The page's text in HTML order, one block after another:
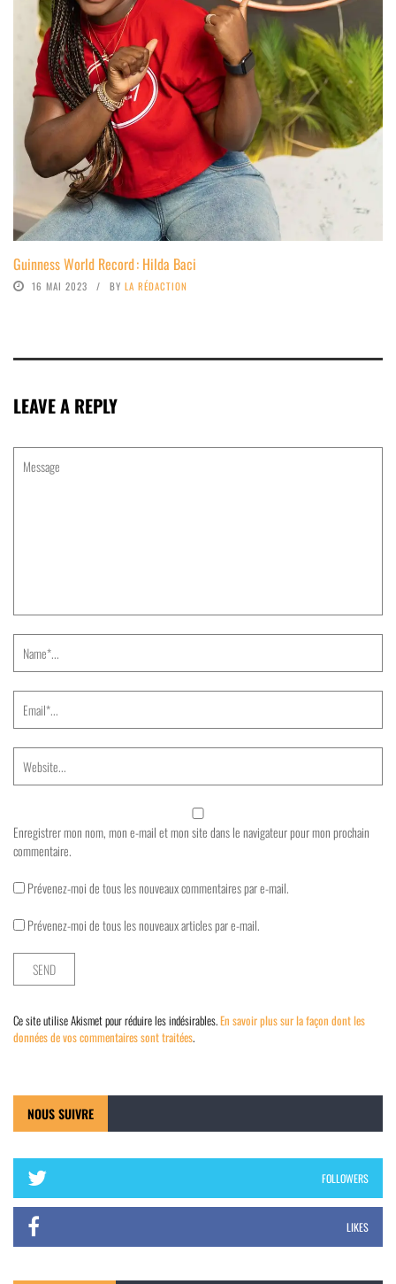
Guinness World Record : Hilda Baci
16 MAI 2023 BY LA RÉDACTION
LEAVE A REPLY
Enregistrer mon nom, mon e-mail et mon site dans le navigateur pour mon prochain
commentaire.
Prévenez-moi de tous les nouveaux commentaires par e-mail.
Prévenez-moi de tous les nouveaux articles par e-mail.
Ce site utilise Akismet pour réduire les indésirables.En savoir plus sur la façon dont les
données de vos commentaires sont traitées.
NOUS SUIVRE
FOLLOWERS
LIKES